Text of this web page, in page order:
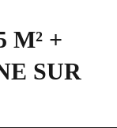
M² +
SUR